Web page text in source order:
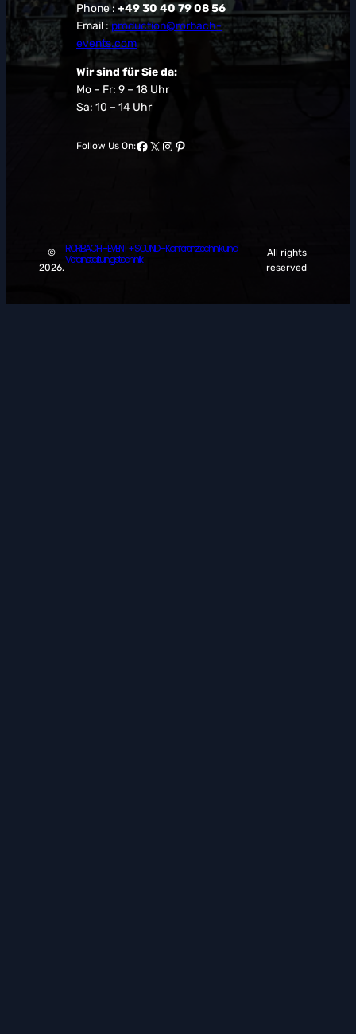
Phone : +49 30 40 79 08 56
Email : production@rorbach-
events.com
Wir sind für Sie da:
Mo – Fr: 9 – 18 Uhr
Sa: 10 – 14 Uhr
Follow Us On:Facebook
X Instagram
Pinterest
©
2026.
RORBACH – EVENT + SOUND – Konferenztechnik und
Veranstaltungstechnik
All rights
reserved